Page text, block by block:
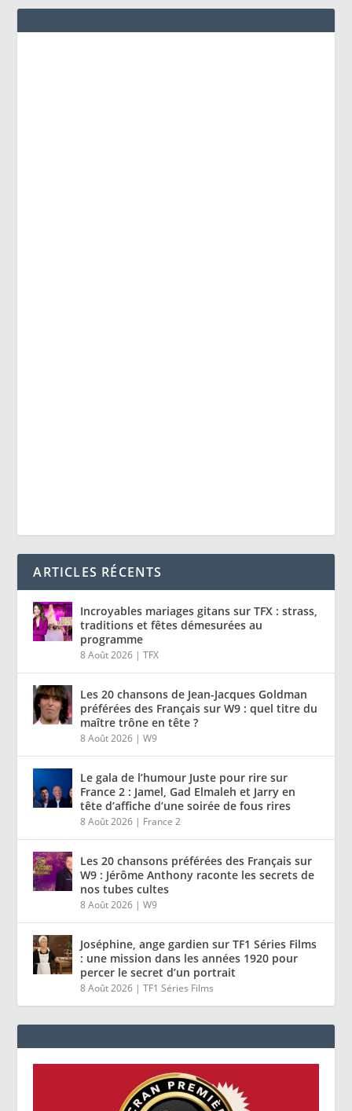
ARTICLES RÉCENTS
Incroyables mariages gitans sur TFX : strass,
traditions et fêtes démesurées au
programme
8 Août 2026 |TFX
Les 20 chansons de Jean-Jacques Goldman
préférées des Français sur W9 : quel titre du
maître trône en tête ?
8 Août 2026 |W9
Le gala de l’humour Juste pour rire sur
France 2 : Jamel, Gad Elmaleh et Jarry en
tête d’affiche d’une soirée de fous rires
8 Août 2026 | France 2
Les 20 chansons préférées des Français sur
W9 : Jérôme Anthony raconte les secrets de
nos tubes cultes
8 Août 2026 |W9
Joséphine, ange gardien sur TF1 Séries Films
: une mission dans les années 1920 pour
percer le secret d’un portrait
8 Août 2026 |TF1 Séries Films